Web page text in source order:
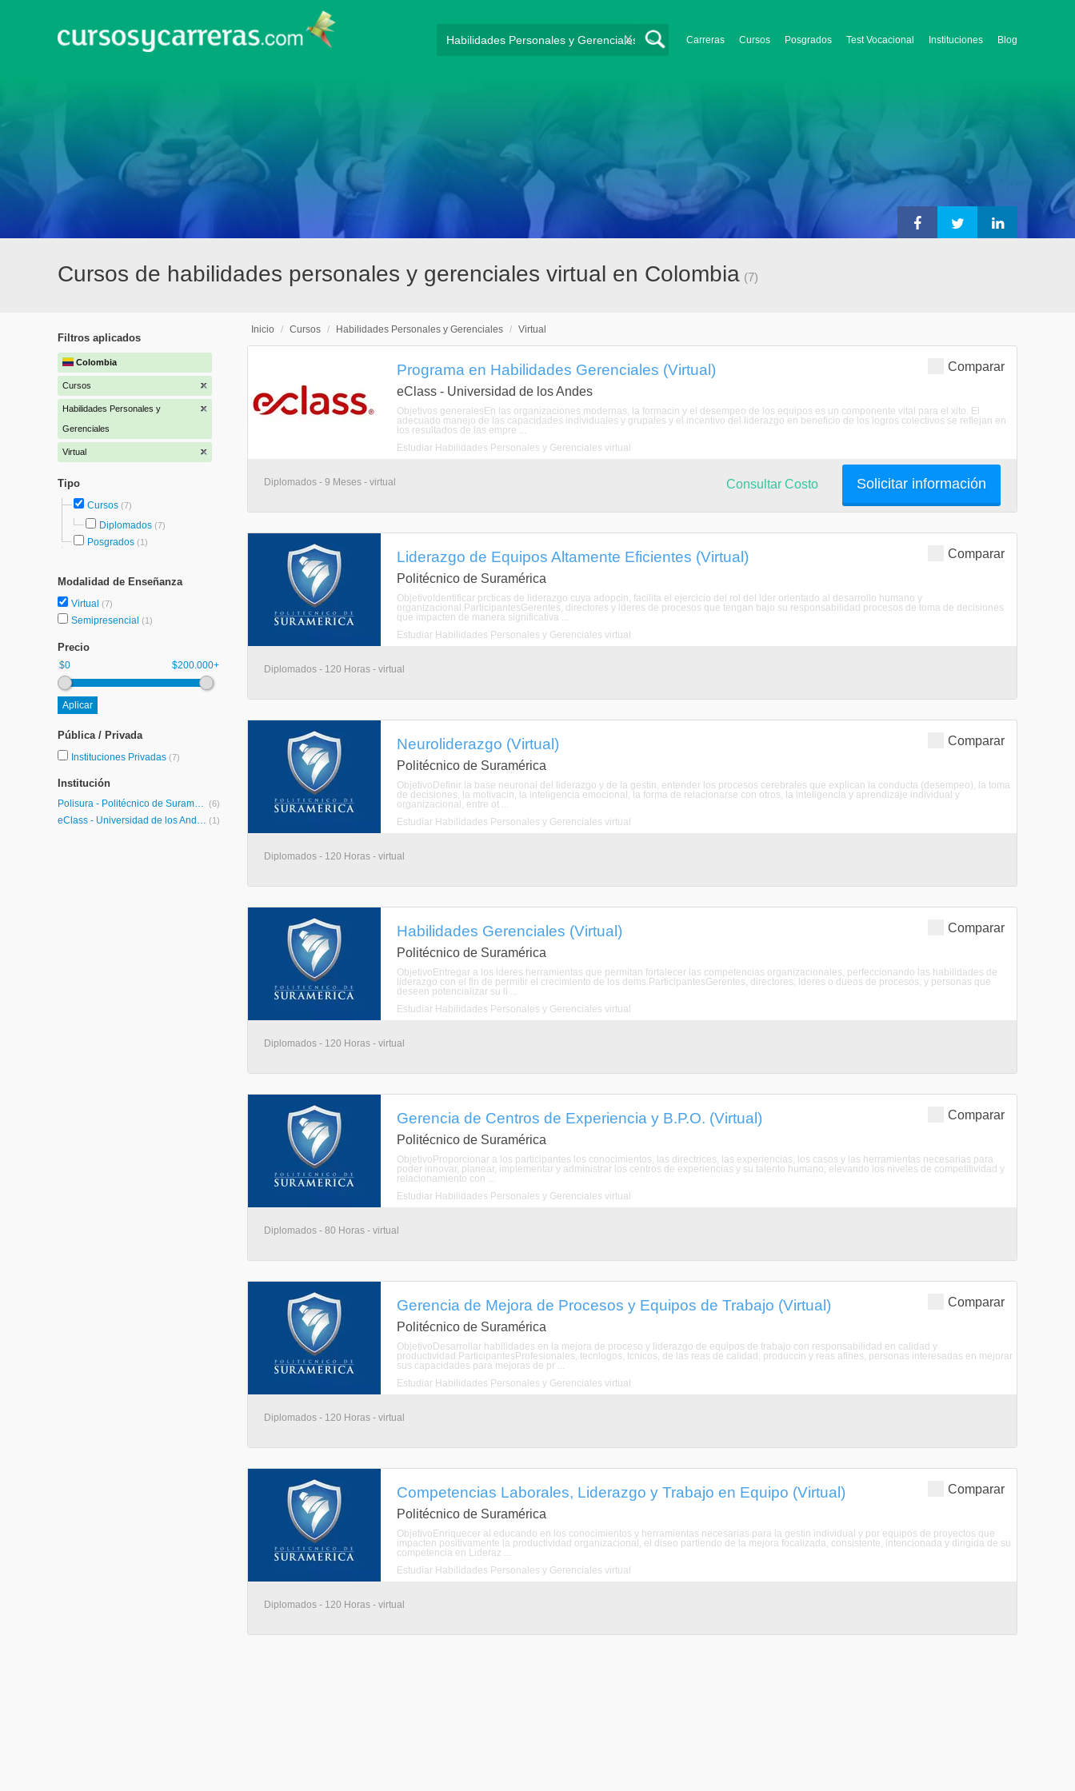
Carreras Cursos Posgrados Test Vocacional Instituciones Blog
X
Cursos de habilidades personales y gerenciales virtual en Colombia (7)
Filtros aplicados
Colombia
Cursos
Habilidades Personales y
Gerenciales
Virtual
Tipo
Cursos (7)
Diplomados (7)
Posgrados (1)
Modalidad de Enseñanza
Virtual (7)
Semipresencial (1)
Precio
$0 $200.000+
Pública / Privada
Instituciones Privadas (7)
Institución
Polisura - Politécnico de Suramérica (6)
eClass - Universidad de los Andes (1)
Inicio / Cursos / Habilidades Personales y Gerenciales / Virtual
Comparar
Programa en Habilidades Gerenciales (Virtual)
eClass - Universidad de los Andes
Objetivos generalesEn las organizaciones modernas, la formacin y el desempeo de los equipos es un componente vital para el xito. El
adecuado manejo de las capacidades individuales y grupales y el incentivo del liderazgo en beneficio de los logros colectivos se reflejan en
los resultados de las empre ...
Estudiar Habilidades Personales y Gerenciales virtual
Diplomados - 9 Meses - virtual Solicitar información
Consultar Costo
Comparar
Liderazgo de Equipos Altamente Eficientes (Virtual)
Politécnico de Suramérica
ObjetivoIdentificar prcticas de liderazgo cuya adopcin, facilita el ejercicio del rol del lder orientado al desarrollo humano y
organizacional.ParticipantesGerentes, directores y lderes de procesos que tengan bajo su responsabilidad procesos de toma de decisiones
que impacten de manera significativa ...
Estudiar Habilidades Personales y Gerenciales virtual
Diplomados - 120 Horas - virtual
Comparar
Neuroliderazgo (Virtual)
Politécnico de Suramérica
ObjetivoDefinir la base neuronal del liderazgo y de la gestin, entender los procesos cerebrales que explican la conducta (desempeo), la toma
de decisiones, la motivacin, la inteligencia emocional, la forma de relacionarse con otros, la inteligencia y aprendizaje individual y
organizacional, entre ot ...
Estudiar Habilidades Personales y Gerenciales virtual
Diplomados - 120 Horas - virtual
Comparar
Habilidades Gerenciales (Virtual)
Politécnico de Suramérica
ObjetivoEntregar a los lderes herramientas que permitan fortalecer las competencias organizacionales, perfeccionando las habilidades de
liderazgo con el fin de permitir el crecimiento de los dems.ParticipantesGerentes, directores, lderes o dueos de procesos, y personas que
deseen potencializar su li ...
Estudiar Habilidades Personales y Gerenciales virtual
Diplomados - 120 Horas - virtual
Comparar
Gerencia de Centros de Experiencia y B.P.O. (Virtual)
Politécnico de Suramérica
ObjetivoProporcionar a los participantes los conocimientos, las directrices, las experiencias, los casos y las herramientas necesarias para
poder innovar, planear, implementar y administrar los centros de experiencias y su talento humano; elevando los niveles de competitividad y
relacionamiento con ...
Estudiar Habilidades Personales y Gerenciales virtual
Diplomados - 80 Horas - virtual
Comparar
Gerencia de Mejora de Procesos y Equipos de Trabajo (Virtual)
Politécnico de Suramérica
ObjetivoDesarrollar habilidades en la mejora de proceso y liderazgo de equipos de trabajo con responsabilidad en calidad y
productividad.ParticipantesProfesionales, tecnlogos, tcnicos, de las reas de calidad, produccin y reas afines, personas interesadas en mejorar
sus capacidades para mejoras de pr ...
Estudiar Habilidades Personales y Gerenciales virtual
Diplomados - 120 Horas - virtual
Comparar
Competencias Laborales, Liderazgo y Trabajo en Equipo (Virtual)
Politécnico de Suramérica
ObjetivoEnriquecer al educando en los conocimientos y herramientas necesarias para la gestin individual y por equipos de proyectos que
impacten positivamente la productividad organizacional, el diseo partiendo de la mejora focalizada, consistente, intencionada y dirigida de su
competencia en Lideraz ...
Estudiar Habilidades Personales y Gerenciales virtual
Diplomados - 120 Horas - virtual